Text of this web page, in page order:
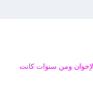
ومن سنوات كانت